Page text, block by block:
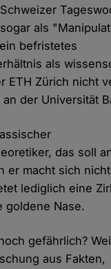
als
befristetes
als
ETH Zürich nicht
der Universität
das soll
er macht sich
lediglich eine
goldene Nase.
gefährlich?
aus Fakten,